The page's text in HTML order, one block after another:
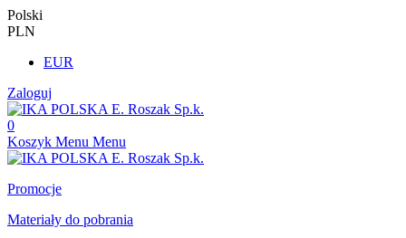
Polski
PLN
EUR
Zaloguj
0
Koszyk Menu Menu
Promocje
Materiały do pobrania